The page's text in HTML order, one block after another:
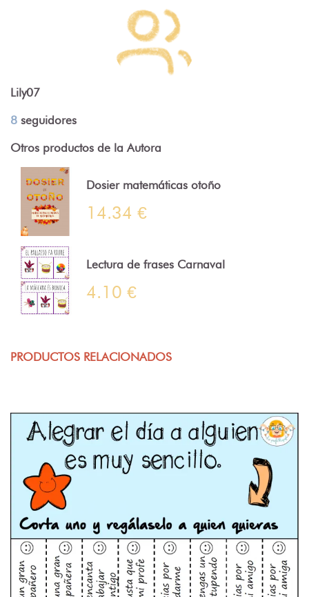
Lily07
8 seguidores
Otros productos de la Autora
Dosier matemáticas otoño
14.34 €
Lectura de frases Carnaval
4.10 €
PRODUCTOS RELACIONADOS